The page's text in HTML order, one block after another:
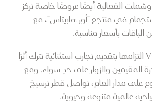
وشملت الفعالية أيضًا عروضًا خاصة تركز
في منتجع "أور هابيتاس"، مع
بأسعار مناسبة.
تواصل Visit Qatar التزامها بتقديم تجارب استثنائية تترك أثرًا
المقيمين والزوار على حدٍ سواء. ومع
على مدار العام، تواصل قطر ترسيخ
عالمية متنوعة وحيوية.